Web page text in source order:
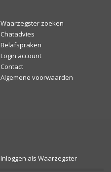
Waarzegster zoeken
Chatadvies
Belafspraken
Login account
Contact
Algemene voorwaarden
Inloggen als Waarzegster